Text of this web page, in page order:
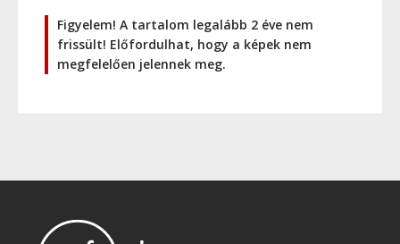
Figyelem! A tartalom legalább 2 éve nem
frissült! Előfordulhat, hogy a képek nem
megfelelően jelennek meg.